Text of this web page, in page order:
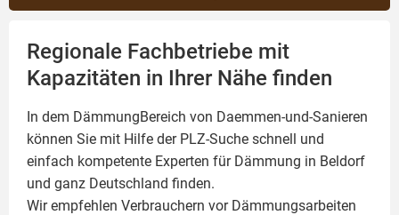
Regionale Fachbetriebe mit
Kapazitäten in Ihrer Nähe finden
In dem DämmungBereich von Daemmen-und-Sanieren
können Sie mit Hilfe der PLZ-Suche schnell und
einfach kompetente Experten für Dämmung in Beldorf
und ganz Deutschland finden.
Wir empfehlen Verbrauchern vor Dämmungsarbeiten